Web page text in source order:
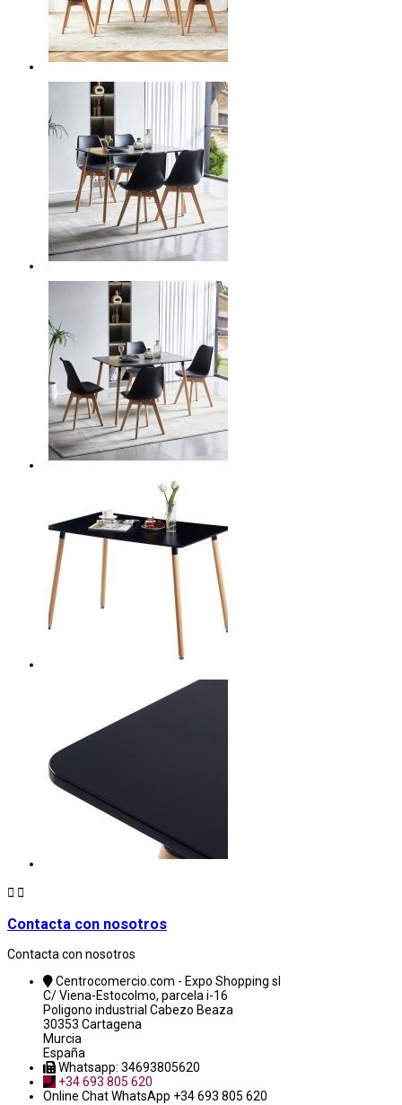
 
Contacta con nosotros
Contacta con nosotros
Centrocomercio.com - Expo Shopping sl
C/ Viena-Estocolmo, parcela i-16
Poligono industrial Cabezo Beaza
30353 Cartagena
Murcia
España
Whatsapp: 34693805620
+34 693 805 620
Online ChatWhatsApp +34 693 805 620